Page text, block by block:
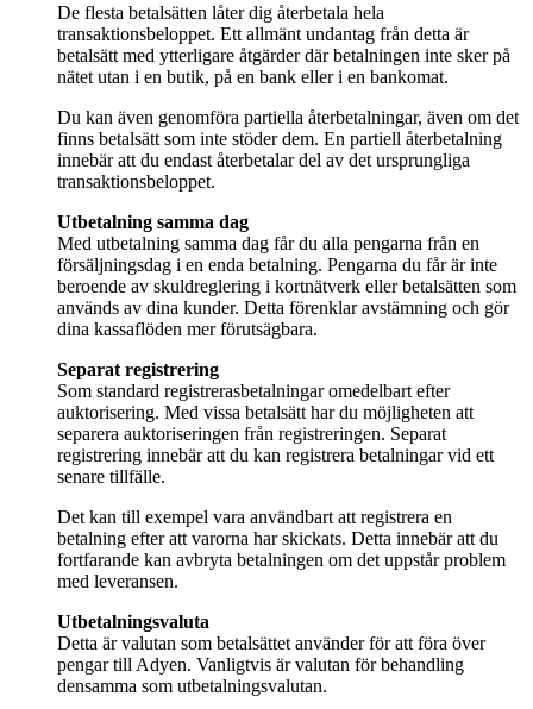
De flesta betalsätten låter dig återbetala hela
transaktionsbeloppet. Ett allmänt undantag från detta är
betalsätt med ytterligare åtgärder där betalningen inte sker på
nätet utan i en butik, på en bank eller i en bankomat.
Du kan även genomföra partiella återbetalningar, även om det
finns betalsätt som inte stöder dem. En partiell återbetalning
innebär att du endast återbetalar del av det ursprungliga
transaktionsbeloppet.
Med utbetalning samma dag får du alla pengarna från en
försäljningsdag i en enda betalning. Pengarna du får är inte
beroende av skuldreglering i kortnätverk eller betalsätten som
används av dina kunder. Detta förenklar avstämning och gör
dina kassaflöden mer förutsägbara.
Som standard registrerasbetalningar omedelbart efter
auktorisering. Med vissa betalsätt har du möjligheten att
separera auktoriseringen från registreringen. Separat
registrering innebär att du kan registrera betalningar vid ett
senare tillfälle.
Det kan till exempel vara användbart att registrera en
betalning efter att varorna har skickats. Detta innebär att du
fortfarande kan avbryta betalningen om det uppstår problem
med leveransen.
Detta är valutan som betalsättet använder för att föra över
pengar till Adyen. Vanligtvis är valutan för behandling
densamma som utbetalningsvalutan.